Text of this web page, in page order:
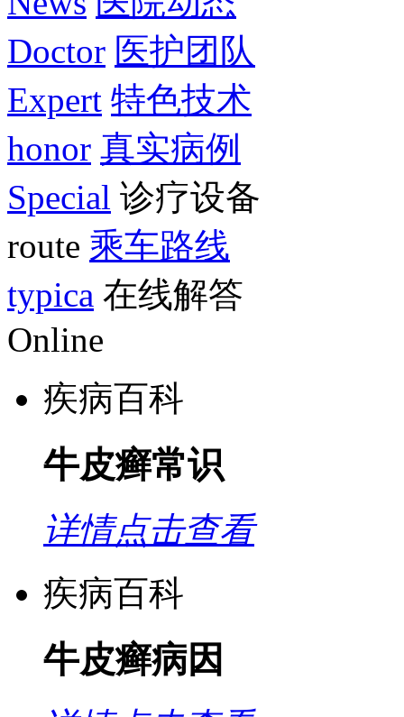
Doctor 医护团队
Expert 特色技术
honor 真实病例
Special 诊疗设备
route 乘车路线
typica 在线解答
Online
疾病百科
牛皮癣常识
详情点击查看
疾病百科
牛皮癣病因